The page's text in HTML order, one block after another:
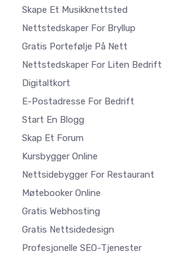
Skape Et Musikknettsted
Nettstedskaper For Bryllup
Gratis Portefølje På Nett
Nettstedskaper For Liten Bedrift
Digitaltkort
E-Postadresse For Bedrift
Start En Blogg
Skap Et Forum
Kursbygger Online
Nettsidebygger For Restaurant
Møtebooker Online
Gratis Webhosting
Gratis Nettsidedesign
Profesjonelle SEO-Tjenester